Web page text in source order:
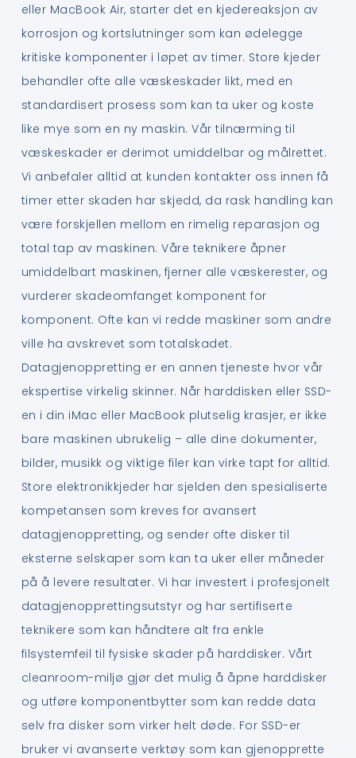
eller MacBook Air, starter det en kjedereaksjon av
korrosjon og kortslutninger som kan ødelegge
kritiske komponenter i løpet av timer. Store kjeder
behandler ofte alle væskeskader likt, med en
standardisert prosess som kan ta uker og koste
like mye som en ny maskin. Vår tilnærming til
væskeskader er derimot umiddelbar og målrettet.
Vi anbefaler alltid at kunden kontakter oss innen få
timer etter skaden har skjedd, da rask handling kan
være forskjellen mellom en rimelig reparasjon og
total tap av maskinen. Våre teknikere åpner
umiddelbart maskinen, fjerner alle væskerester, og
vurderer skadeomfanget komponent for
komponent. Ofte kan vi redde maskiner som andre
ville ha avskrevet som totalskadet.
Datagjenoppretting er en annen tjeneste hvor vår
ekspertise virkelig skinner. Når harddisken eller SSD-
en i din iMac eller MacBook plutselig krasjer, er ikke
bare maskinen ubrukelig – alle dine dokumenter,
bilder, musikk og viktige filer kan virke tapt for alltid.
Store elektronikkjeder har sjelden den spesialiserte
kompetansen som kreves for avansert
datagjenoppretting, og sender ofte disker til
eksterne selskaper som kan ta uker eller måneder
på å levere resultater. Vi har investert i profesjonelt
datagjenopprettingsutstyr og har sertifiserte
teknikere som kan håndtere alt fra enkle
filsystemfeil til fysiske skader på harddisker. Vårt
cleanroom-miljø gjør det mulig å åpne harddisker
og utføre komponentbytter som kan redde data
selv fra disker som virker helt døde. For SSD-er
bruker vi avanserte verktøy som kan gjenopprette